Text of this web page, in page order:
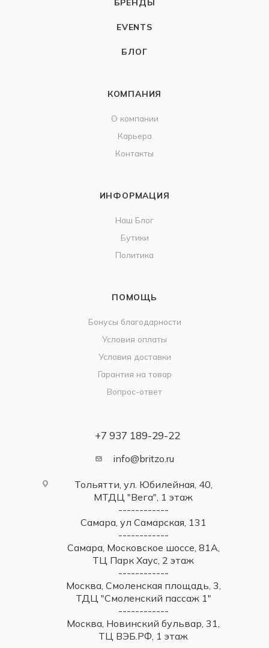
БРЕНДЫ
EVENTS
БЛОГ
КОМПАНИЯ
О компании
Карьера
Контакты
ИНФОРМАЦИЯ
Наш Блог
Бутики
Политика
ПОМОЩЬ
Бонусы благодарности
Условия оплаты
Условия доставки
Гарантия на товар
Вопрос-ответ
+7 937 189-29-22
info@britzo.ru
Тольятти, ул. Юбилейная, 40,
МТДЦ "Вега", 1 этаж
------------
Самара, ул Самарская, 131
------------
Самара, Московское шоссе, 81А,
ТЦ Парк Хаус, 2 этаж
------------
Москва, Смоленская площадь, 3,
ТДЦ "Смоленский пассаж 1"
------------
Москва, Новинский бульвар, 31,
ТЦ ВЭБ.РФ, 1 этаж